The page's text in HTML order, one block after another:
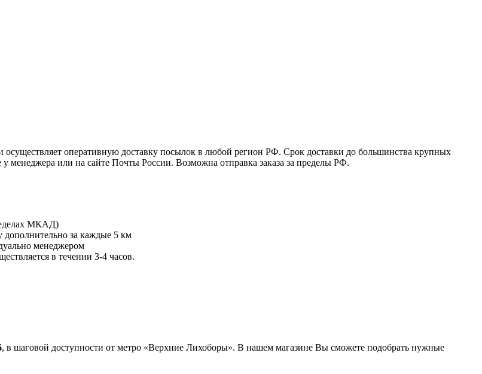
оперативную доставку посылок в любой регион РФ. Срок доставки до большинства крупных
менеджера или на сайте Почты России. Возможна отправка заказа за пределы РФ.
МКАД)
дополнительно за каждые 5 км
менеджером
в течении 3-4 часов.
, в шаговой доступности от метро «Верхние Лихоборы». В нашем магазине Вы сможете подобрать нужные